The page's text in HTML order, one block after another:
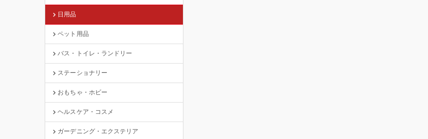
日用品
ペット用品
バス・トイレ・ランドリー
ステーショナリー
おもちゃ・ホビー
ヘルスケア・コスメ
ガーデニング・エクステリア